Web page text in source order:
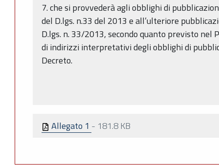
7. che si provvederà agli obblighi di
del D.lgs. n.33 del 2013 e all’ulteriore
D.lgs. n. 33/2013, secondo quanto previsto
di indirizzi interpretativi degli obblighi di
Decreto.
Allegato 1 - 181.8 KB